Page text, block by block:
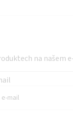
na našem